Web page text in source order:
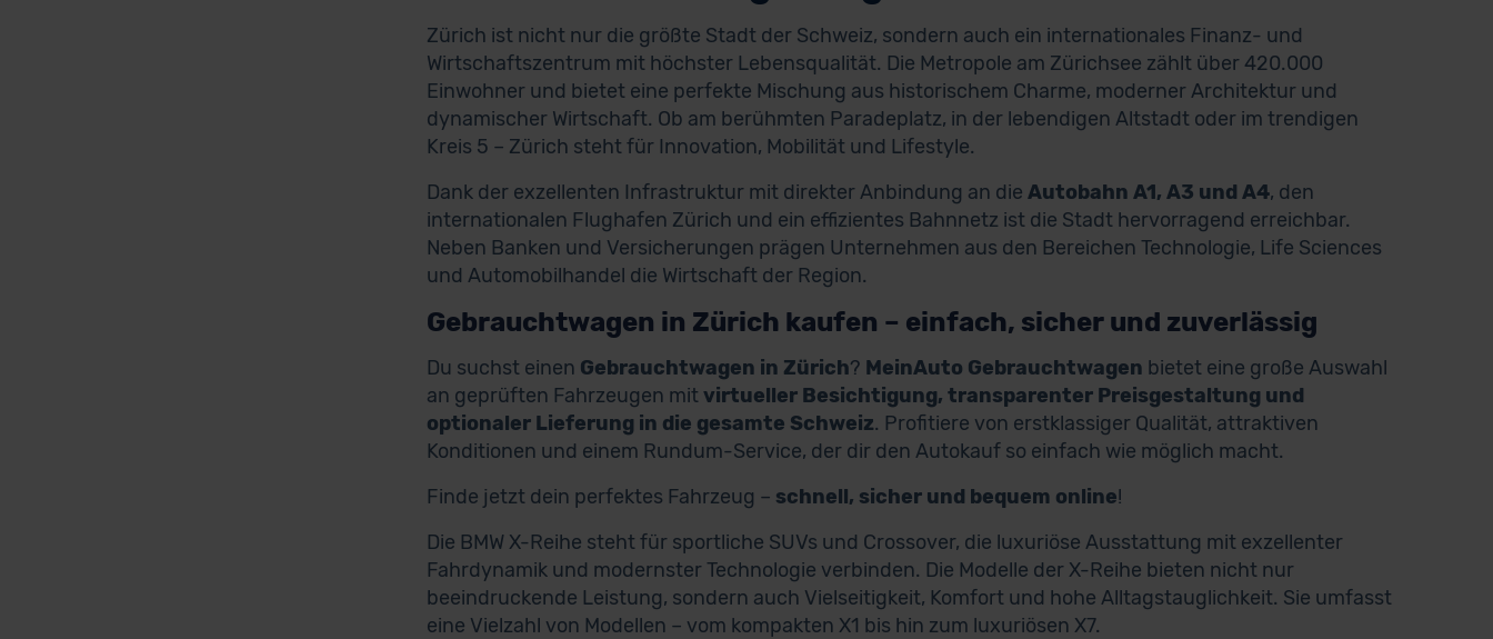
Zürich ist nicht nur die größte Stadt der Schweiz, sondern auch ein internationales Finanz- und
Wirtschaftszentrum mit höchster Lebensqualität. Die Metropole am Zürichsee zählt über 420.000
Einwohner und bietet eine perfekte Mischung aus historischem Charme, moderner Architektur und
dynamischer Wirtschaft. Ob am berühmten Paradeplatz, in der lebendigen Altstadt oder im trendigen
Kreis 5 – Zürich steht für Innovation, Mobilität und Lifestyle.
Dank der exzellenten Infrastruktur mit direkter Anbindung an die Autobahn A1, A3 und A4, den
internationalen Flughafen Zürich und ein effizientes Bahnnetz ist die Stadt hervorragend erreichbar.
Neben Banken und Versicherungen prägen Unternehmen aus den Bereichen Technologie, Life Sciences
und Automobilhandel die Wirtschaft der Region.
Gebrauchtwagen in Zürich kaufen – einfach, sicher und zuverlässig
Du suchst einen Gebrauchtwagen in Zürich? MeinAuto Gebrauchtwagen bietet eine große Auswahl
an geprüften Fahrzeugen mitvirtueller Besichtigung, transparenter Preisgestaltung und
optionaler Lieferung in die gesamte Schweiz. Profitiere von erstklassiger Qualität, attraktiven
Konditionen und einem Rundum-Service, der dir den Autokauf so einfach wie möglich macht.
Finde jetzt dein perfektes Fahrzeug – schnell, sicher und bequem online!
Die BMW X-Reihe steht für sportliche SUVs und Crossover, die luxuriöse Ausstattung mit exzellenter
Fahrdynamik und modernster Technologie verbinden. Die Modelle der X-Reihe bieten nicht nur
beeindruckende Leistung, sondern auch Vielseitigkeit, Komfort und hohe Alltagstauglichkeit. Sie umfasst
eine Vielzahl von Modellen – vom kompakten X1 bis hin zum luxuriösen X7.